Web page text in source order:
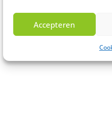
Accepteren